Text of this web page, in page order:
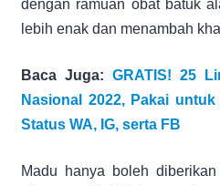
dengan ramuan obat batuk
lebih enak dan menambah
Baca Juga: GRATIS! 25
Nasional 2022, Pakai
Status WA, IG, serta FB
Madu hanya boleh